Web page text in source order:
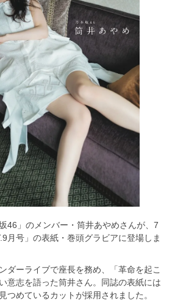
46」のメンバー・筒井あやめさんが、7
月号」の表紙・巻頭グラビアに登場しま
ダーライブで座長を務め、「革命を起こ
意志を語った筒井さん。同誌の表紙には
つめているカットが採用されました。